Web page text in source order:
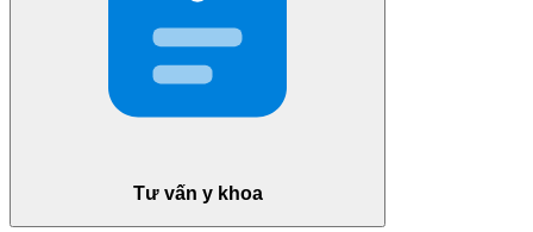
Tư vấn y khoa